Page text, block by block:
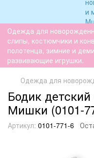
Одежда для
слипы, костюмчики и
полотенца, зимние и
развивающие игрушки.
Одежда для
Бодик
Мишки (0101-
Артикул: 0101-771-6